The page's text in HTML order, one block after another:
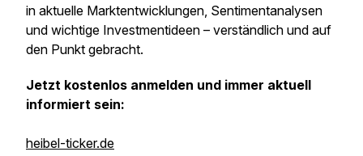
in aktuelle Marktentwicklungen, Sentimentanalysen
und wichtige Investmentideen – verständlich und auf
den Punkt gebracht.
Jetzt kostenlos anmelden und immer aktuell
informiert sein:
heibel-ticker.de